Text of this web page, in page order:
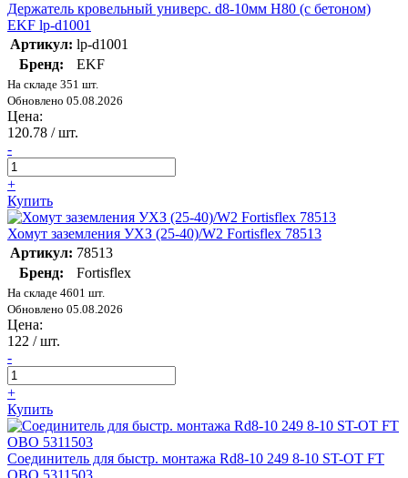
Держатель кровельный универс. d8-10мм H80 (с бетоном)
EKF lp-d1001
Артикул: lp-d1001
Бренд:
EKF
На складе 351 шт.
Обновлено 05.08.2026
Цена:
120.78 / шт.
-
+
Купить
Хомут заземления УХЗ (25-40)/W2 Fortisflex 78513
Артикул: 78513
Бренд:
Fortisflex
На складе 4601 шт.
Обновлено 05.08.2026
Цена:
122 / шт.
-
+
Купить
Соединитель для быстр. монтажа Rd8-10 249 8-10 ST-OT FT
OBO 5311503